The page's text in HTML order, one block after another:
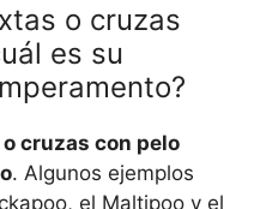
o cruzas
es su
cruzas con pelo
. Algunos ejemplos
el Maltipoo y el